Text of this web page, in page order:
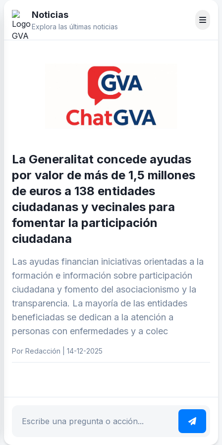
Noticias
Explora las últimas noticias
La Generalitat concede ayudas
por valor de más de 1,5 millones
de euros a 138 entidades
ciudadanas y vecinales para
fomentar la participación
ciudadana
Las ayudas financian iniciativas orientadas a la
formación e información sobre participación
ciudadana y fomento del asociacionismo y la
transparencia. La mayoría de las entidades
beneficiadas se dedican a la atención a
personas con enfermedades y a colec
Por Redacción | 14-12-2025
Escribe tu pregunta